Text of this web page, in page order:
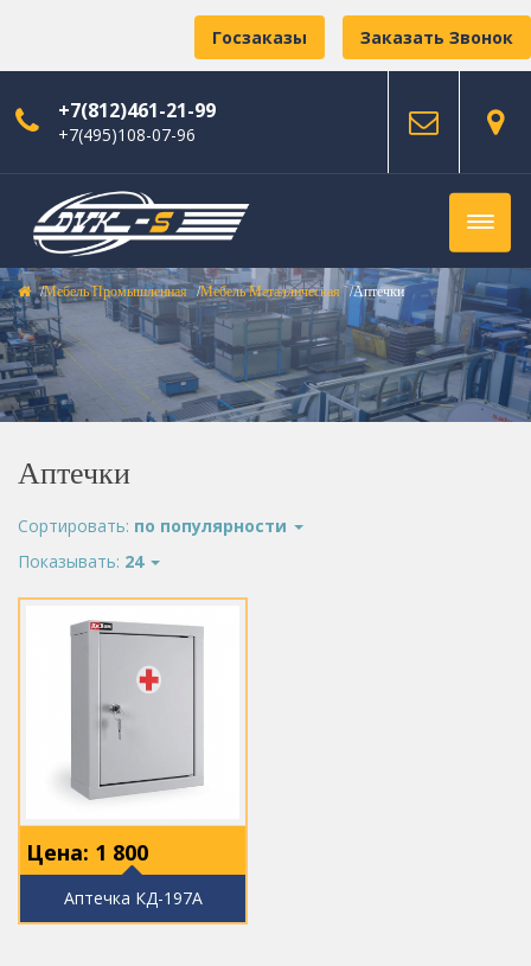
Заказать Звонок
Госзаказы
+7(812)461-21-99
+7(495)108-07-96
Мебель Промышленная Мебель Металлическая Аптечки
Аптечки
Сортировать: по популярности
Показывать: 24
Цена: 1 800
Аптечка КД-197А